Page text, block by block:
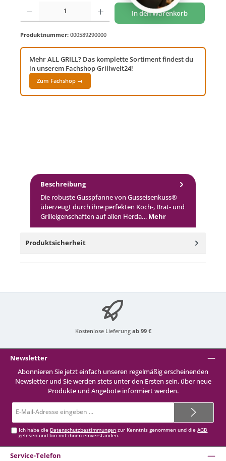
Produkt Anzahl: Gib den gewünschten Wert ein oder benutze die Schaltflächen um
In den Warenkorb
Produktnummer: 000589290000
Mehr ALL GRILL? Das komplette Sortiment findest du
in unserem Fachshop Grillwelt24!
Zum Fachshop →
Beschreibung
Die robuste Gusspfanne von Gusseisenkuss®
überzeugt durch ihre perfekten Koch-, Brat- und
Grilleigenschaften auf allen Herda… Mehr
Produktsicherheit
Kostenlose Lieferung ab 99 €
Newsletter
Abonnieren Sie jetzt einfach unseren regelmäßig erscheinenden
Newsletter und Sie werden stets unter den Ersten sein, über neue
Produkte und Angebote informiert werden.
Mail-
Ich habe die Datenschutzbestimmungen zur Kenntnis genommen und dieAGB
gelesen und bin mit ihnen einverstanden.
Service-Telefon